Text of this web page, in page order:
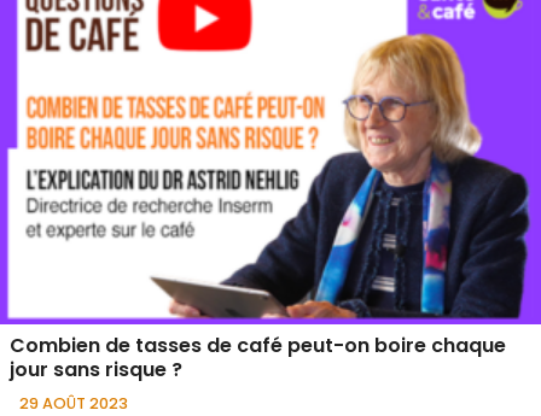
Combien de tasses de café peut-on boire chaque
jour sans risque ?
29 AOÛT 2023